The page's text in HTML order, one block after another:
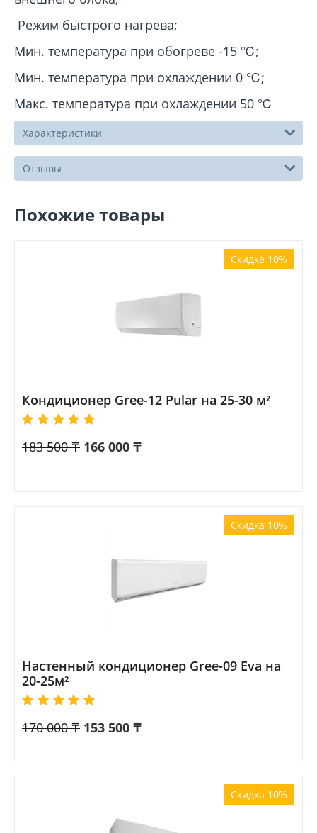
Режим быстрого нагрева;
Мин. температура при обогреве -15 ℃;
Мин. температура при охлаждении 0 ℃;
Макс. температура при охлаждении 50 ℃
Характеристики
Отзывы
Похожие товары
Скидка 10%
Кондиционер Gree-12 Pular на 25-30 м²
183 500 ₸ 166 000 ₸
Скидка 10%
Настенный кондиционер Gree-09 Eva на
20-25м²
170 000 ₸ 153 500 ₸
Скидка 10%